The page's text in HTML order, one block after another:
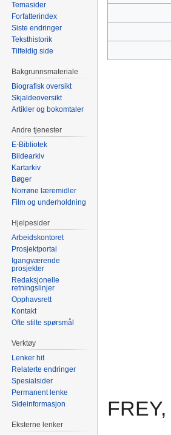
Temasider
Forfatterindex
Siste endringer
Teksthistorik
Tilfeldig side
Bakgrunnsmateriale
Biografisk oversikt
Skjaldeoversikt
Artikler og bokomtaler
Andre tjenester
E-Bibliotek
Bildearkiv
Kartarkiv
Bøger
Norrøne læremidler
Film og underholdning
Hjelpesider
Arbeidskontoret
Prosjektportal
Igangværende
prosjekter
Redaksjonelle
retningslinjer
Opphavsrett
Kontakt
Ofte stilte spørsmål
Verktøy
Lenker hit
Relaterte endringer
Spesialsider
Permanent lenke
Sideinformasjon
Eksterne lenker